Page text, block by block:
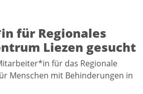
für Regionales
Liezen gesucht
für das Regionale
Menschen mit Behinderungen in